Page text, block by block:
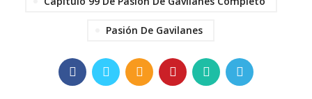
Pasión De Gavilanes